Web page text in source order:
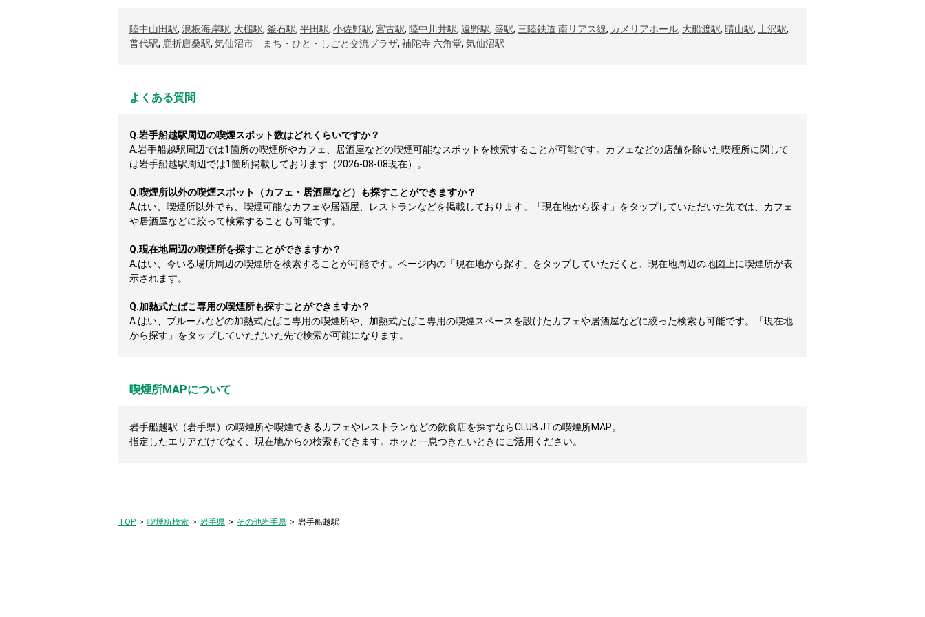
陸中山田駅, 浪板海岸駅, 大槌駅, 釜石駅, 平田駅, 小佐野駅, 宮古駅, 陸中川井駅, 遠野駅, 盛駅, 三陸鉄道 南リアス線, カメリアホール, 大船渡駅, 晴山駅, 土沢駅,
普代駅, 鹿折唐桑駅, 気仙沼市 まち・ひと・しごと交流プラザ, 補陀寺 六角堂, 気仙沼駅
よくある質問
Q.岩手船越駅周辺の喫煙スポット数はどれくらいですか？
A.岩手船越駅周辺では1箇所の喫煙所やカフェ、居酒屋などの喫煙可能なスポットを検索することが可能です。カフェなどの店舗を除いた喫煙所に関して
は岩手船越駅周辺では1箇所掲載しております（2026-08-08現在）。
Q.喫煙所以外の喫煙スポット（カフェ・居酒屋など）も探すことができますか？
A. はい、喫煙所以外でも、喫煙可能なカフェや居酒屋、レストランなどを掲載しております。「現在地から探す」をタップしていただいた先では、カフェ
や居酒屋などに絞って検索することも可能です。
Q.現在地周辺の喫煙所を探すことができますか？
A. はい、今いる場所周辺の喫煙所を検索することが可能です。ページ内の「現在地から探す」をタップしていただくと、現在地周辺の地図上に喫煙所が表
示されます。
Q.加熱式たばこ専用の喫煙所も探すことができますか？
A. はい、プルームなどの加熱式たばこ専用の喫煙所や、加熱式たばこ専用の喫煙スペースを設けたカフェや居酒屋などに絞った検索も可能です。「現在地
から探す」をタップしていただいた先で検索が可能になります。
喫煙所MAPについて
岩手船越駅（岩手県）の喫煙所や喫煙できるカフェやレストランなどの飲食店を探すならCLUB JTの喫煙所MAP。
指定したエリアだけでなく、現在地からの検索もできます。ホッと一息つきたいときにご活用ください。
TOP 喫煙所検索 岩手県 その他岩手県 岩手船越駅